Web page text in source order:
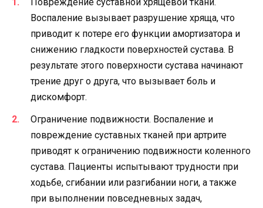
Воспаление вызывает разрушение хряща, что
приводит к потере его функции амортизатора и
снижению гладкости поверхностей сустава. В
результате этого поверхности сустава начинают
трение друг о друга, что вызывает боль и
дискомфорт.
Ограничение подвижности. Воспаление и
повреждение суставных тканей при артрите
приводят к ограничению подвижности коленного
сустава. Пациенты испытывают трудности при
ходьбе, сгибании или разгибании ноги, а также
при выполнении повседневных задач,